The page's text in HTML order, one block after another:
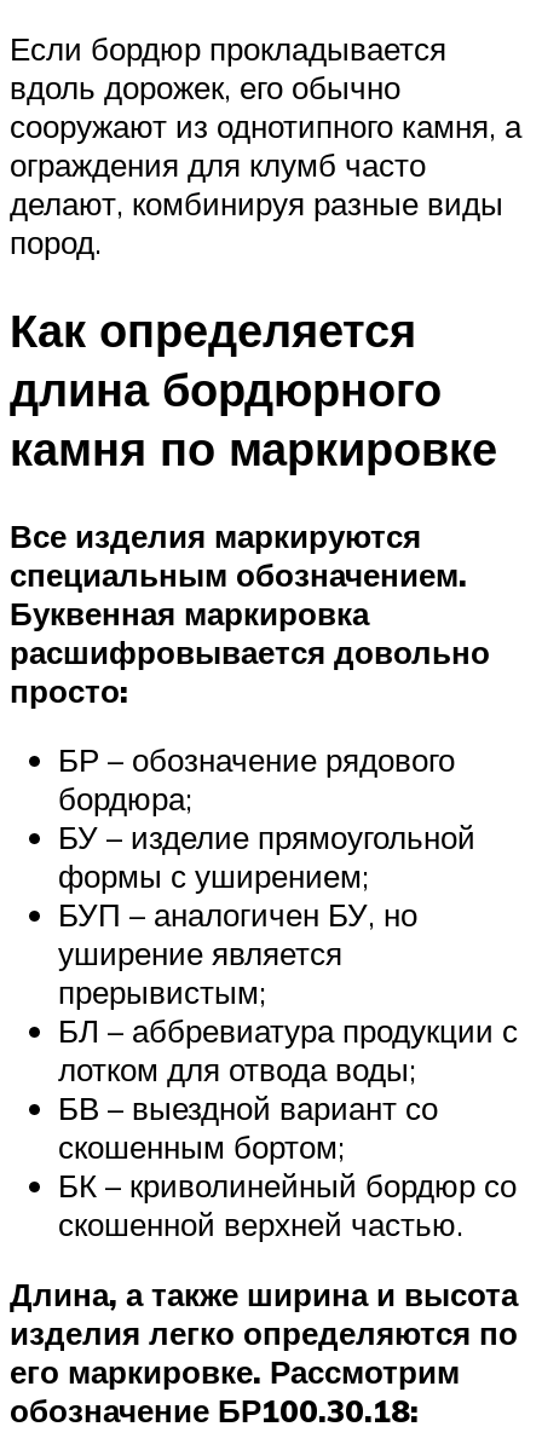
Если бордюр прокладывается
вдоль дорожек, его обычно
сооружают из однотипного камня, а
ограждения для клумб часто
делают, комбинируя разные виды
пород.
Как определяется
длина бордюрного
камня по маркировке
Все изделия маркируются
специальным обозначением.
Буквенная маркировка
расшифровывается довольно
просто:
БР – обозначение рядового
бордюра;
БУ – изделие прямоугольной
формы с уширением;
БУП – аналогичен БУ, но
уширение является
прерывистым;
БЛ – аббревиатура продукции с
лотком для отвода воды;
БВ – выездной вариант со
скошенным бортом;
БК – криволинейный бордюр со
скошенной верхней частью.
Длина, а также ширина и высота
изделия легко определяются по
его маркировке. Рассмотрим
обозначение БР100.30.18: